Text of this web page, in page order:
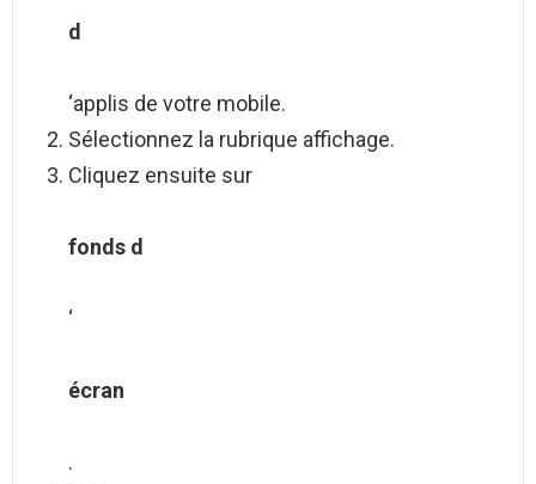
d
‘applis de votre mobile.
Sélectionnez la rubrique affichage.
Cliquez ensuite sur
fonds d
‘
écran
.